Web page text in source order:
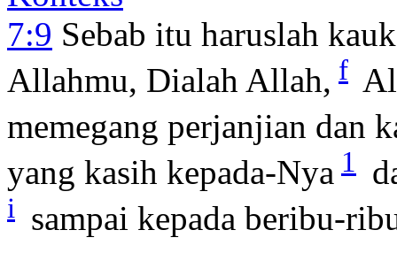
7:9 Sebab itu haruslah
Allahmu, Dialah Allah, f
memegang perjanjian dan
yang kasih kepada-Nya 1
i
sampai kepada beribu-